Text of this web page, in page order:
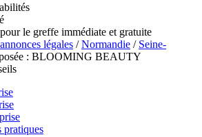
le greffe immédiate et gratuite
légales /Normandie / Seine-
: BLOOMING BEAUTY
pratiques